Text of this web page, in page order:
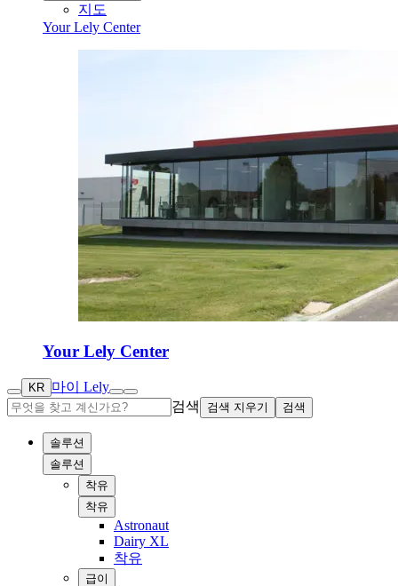
지도
Your Lely Center
Your Lely Center
KR 마이 Lely
검색
검색 지우기 검색
솔루션
솔루션
착유
착유
Astronaut
Dairy XL
착유
급이